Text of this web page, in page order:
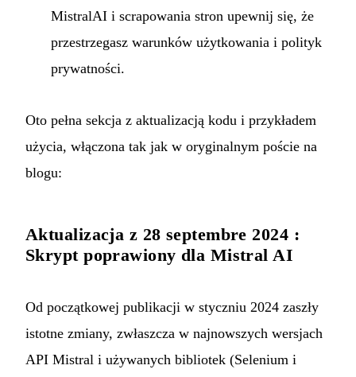
MistralAI i scrapowania stron upewnij się, że
przestrzegasz warunków użytkowania i polityk
prywatności.
Oto pełna sekcja z aktualizacją kodu i przykładem
użycia, włączona tak jak w oryginalnym poście na
blogu:
Aktualizacja z 28 septembre 2024 :
Skrypt poprawiony dla Mistral AI
Od początkowej publikacji w styczniu 2024 zaszły
istotne zmiany, zwłaszcza w najnowszych wersjach
API Mistral i używanych bibliotek (Selenium i